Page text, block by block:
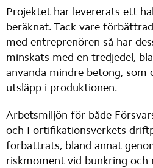
Projektet har levererats ett
beräknat. Tack vare
med entreprenören så har
minskats med en tredjedel,
använda mindre betong, som
utsläpp i produktionen.
Arbetsmiljön för både
och Fortifikationsverkets
förbättrats, bland annat
riskmoment vid bunkring och